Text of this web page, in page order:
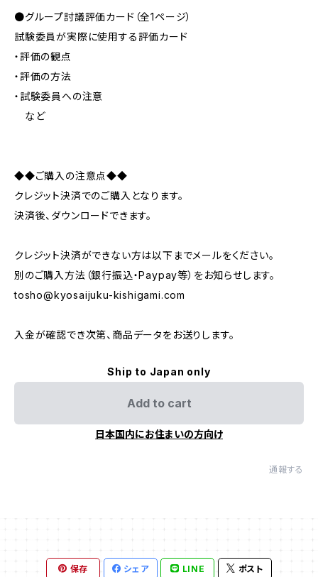
●グループ討議評価カード（全1ページ）
試験委員が実際に使用する評価カード
・評価の観点
・評価の方法
・試験委員への注意
など
◆◆ご購入の注意点◆◆
クレジット決済でのご購入となります。
決済後、ダウンロードできます。
クレジット決済ができない方は以下までメールをください。
別のご購入方法（銀行振込・Paypay等）をお知らせします。
tosho@kyosaijuku-kishigami.com
入金が確認でき次第、商品データをお送りします。
Ship to Japan only
Add to cart
日本国内にお住まいの方向け
通報する
保存 シェア LINE ポスト